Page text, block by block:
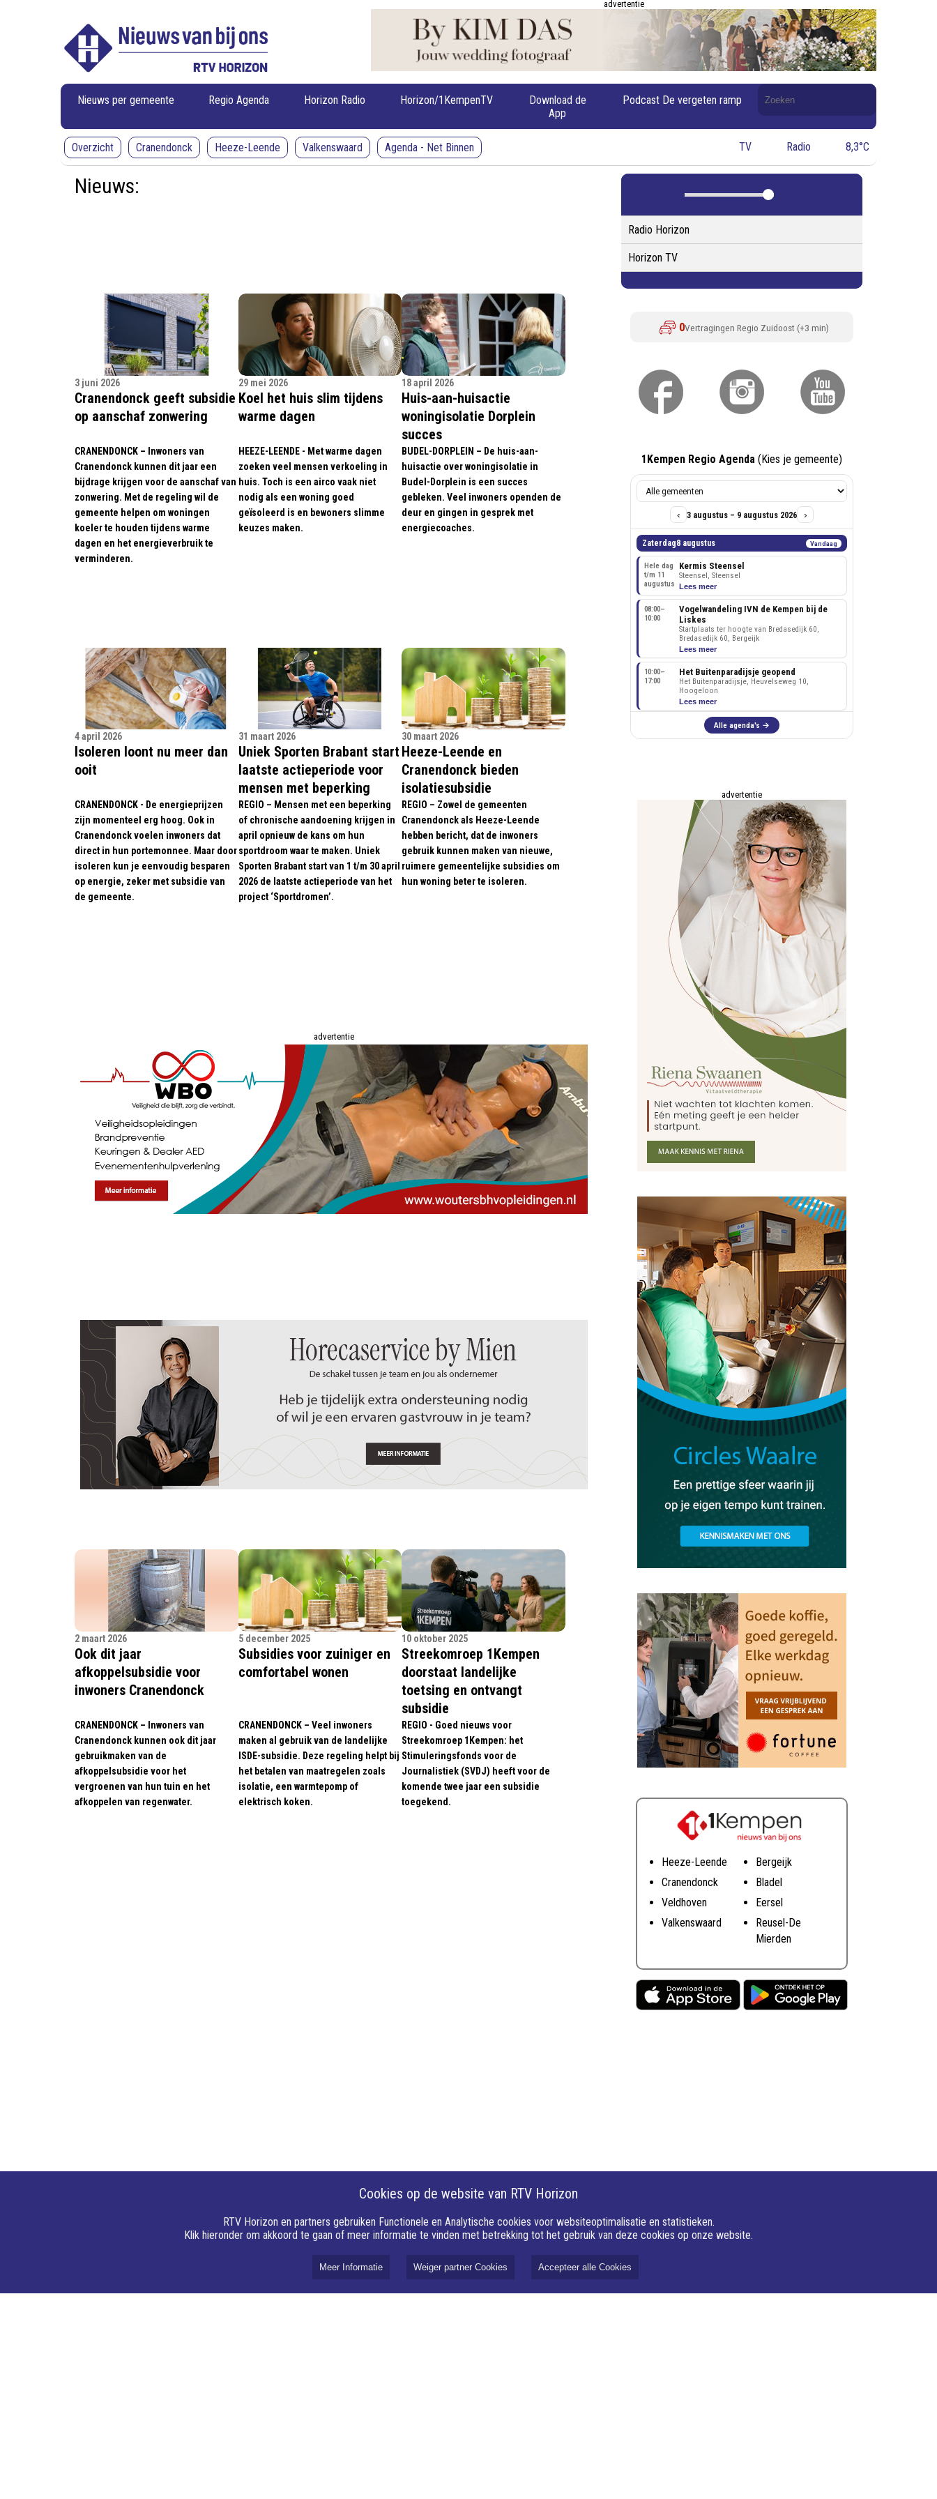
advertentie
Nieuws per gemeente Regio Agenda Horizon Radio Horizon/1KempenTV
Download de
App
Podcast De vergeten ramp
Doorzoek
de
website
Overzicht Cranendonck Heeze-Leende Valkenswaard Agenda - Net Binnen TV Radio 8,3°C
Nieuws:
3 juni 2026
Cranendonck geeft subsidie
op aanschaf zonwering
CRANENDONCK – Inwoners van
Cranendonck kunnen dit jaar een
bijdrage krijgen voor de aanschaf van
zonwering. Met de regeling wil de
gemeente helpen om woningen
koeler te houden tijdens warme
dagen en het energieverbruik te
verminderen.
29 mei 2026
Koel het huis slim tijdens
warme dagen
HEEZE-LEENDE - Met warme dagen
zoeken veel mensen verkoeling in
huis. Toch is een airco vaak niet
nodig als een woning goed
geïsoleerd is en bewoners slimme
keuzes maken.
18 april 2026
Huis-aan-huisactie
woningisolatie Dorplein
succes
BUDEL-DORPLEIN – De huis-aan-
huisactie over woningisolatie in
Budel-Dorplein is een succes
gebleken. Veel inwoners openden de
deur en gingen in gesprek met
energiecoaches.
4 april 2026
Isoleren loont nu meer dan
ooit
CRANENDONCK - De energieprijzen
zijn momenteel erg hoog. Ook in
Cranendonck voelen inwoners dat
direct in hun portemonnee. Maar door
isoleren kun je eenvoudig besparen
op energie, zeker met subsidie van
de gemeente.
31 maart 2026
Uniek Sporten Brabant start
laatste actieperiode voor
mensen met beperking
REGIO – Mensen met een beperking
of chronische aandoening krijgen in
april opnieuw de kans om hun
sportdroom waar te maken. Uniek
Sporten Brabant start van 1 t/m 30 april
2026 de laatste actieperiode van het
project ‘Sportdromen’.
30 maart 2026
Heeze-Leende en
Cranendonck bieden
isolatiesubsidie
REGIO – Zowel de gemeenten
Cranendonck als Heeze-Leende
hebben bericht, dat de inwoners
gebruik kunnen maken van nieuwe,
ruimere gemeentelijke subsidies om
hun woning beter te isoleren.
advertentie
2 maart 2026
Ook dit jaar
afkoppelsubsidie voor
inwoners Cranendonck
CRANENDONCK – Inwoners van
Cranendonck kunnen ook dit jaar
gebruikmaken van de
afkoppelsubsidie voor het
vergroenen van hun tuin en het
afkoppelen van regenwater.
5 december 2025
Subsidies voor zuiniger en
comfortabel wonen
CRANENDONCK – Veel inwoners
maken al gebruik van de landelijke
ISDE-subsidie. Deze regeling helpt bij
het betalen van maatregelen zoals
isolatie, een warmtepomp of
elektrisch koken.
10 oktober 2025
Streekomroep 1Kempen
doorstaat landelijke
toetsing en ontvangt
subsidie
REGIO - Goed nieuws voor
Streekomroep 1Kempen: het
Stimuleringsfonds voor de
Journalistiek (SVDJ) heeft voor de
komende twee jaar een subsidie
toegekend.
Radio Horizon
Horizon TV
1Kempen Regio Agenda (Kies je gemeente)
advertentie
Heeze-Leende
Cranendonck
Veldhoven
Valkenswaard
Bergeijk
Bladel
Eersel
Reusel-De
Mierden
Cookies op de website van RTV Horizon
RTV Horizon en partners gebruiken Functionele en Analytische cookies voor websiteoptimalisatie en statistieken.
Klik hieronder om akkoord te gaan of meer informatie te vinden met betrekking tot het gebruik van deze cookies op onze website.
Meer Informatie Weiger partner Cookies Accepteer alle Cookies